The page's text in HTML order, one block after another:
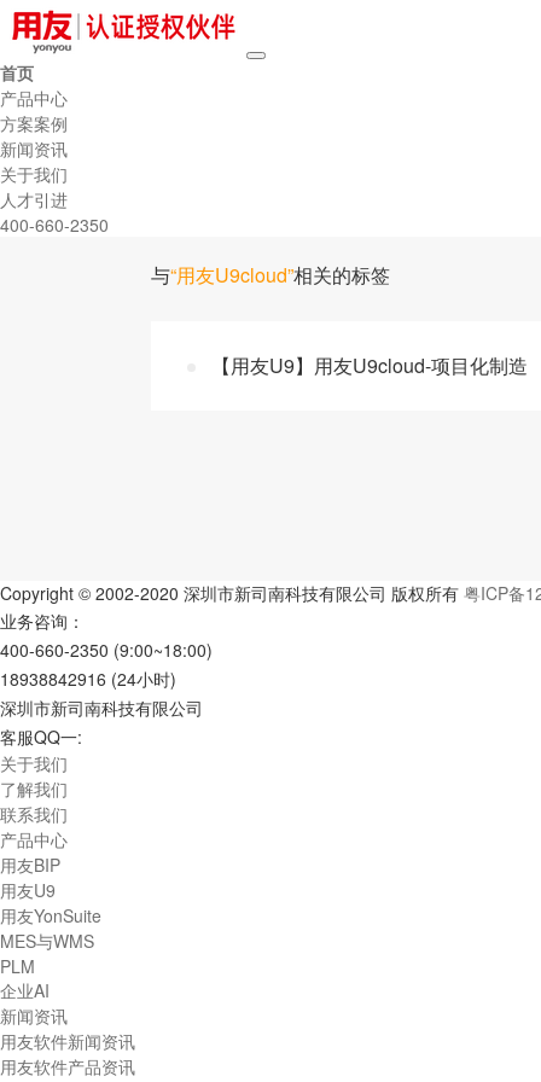
首页
产品中心
方案案例
新闻资讯
关于我们
人才引进
400-660-2350
与“用友U9cloud”相关的标签
【用友U9】用友U9cloud-项目化制造
Copyright © 2002-2020 深圳市新司南科技有限公司 版权所有 粤ICP备
业务咨询：
400-660-2350 (9:00~18:00)
18938842916 (24小时)
深圳市新司南科技有限公司
客服QQ一:
关于我们
了解我们
联系我们
产品中心
用友BIP
用友U9
用友YonSuite
MES与WMS
PLM
企业AI
新闻资讯
用友软件新闻资讯
用友软件产品资讯